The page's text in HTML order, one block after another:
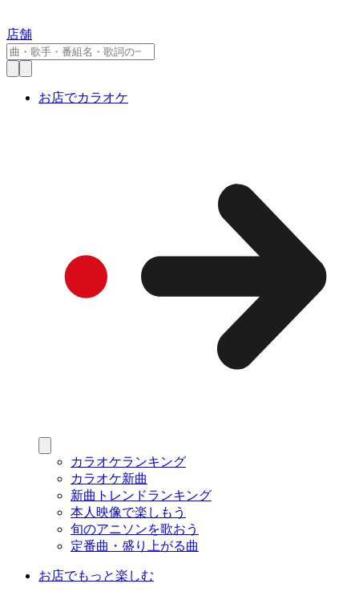
店舗
お店でカラオケ
カラオケランキング
カラオケ新曲
新曲トレンドランキング
本人映像で楽しもう
旬のアニソンを歌おう
定番曲・盛り上がる曲
お店でもっと楽しむ